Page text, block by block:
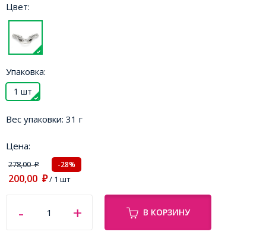
Цвет:
Упаковка:
1 шт
Вес упаковки: 31 г
Цена:
278,00₽ -28%
200,00 ₽/ 1 шт
В КОРЗИНУ